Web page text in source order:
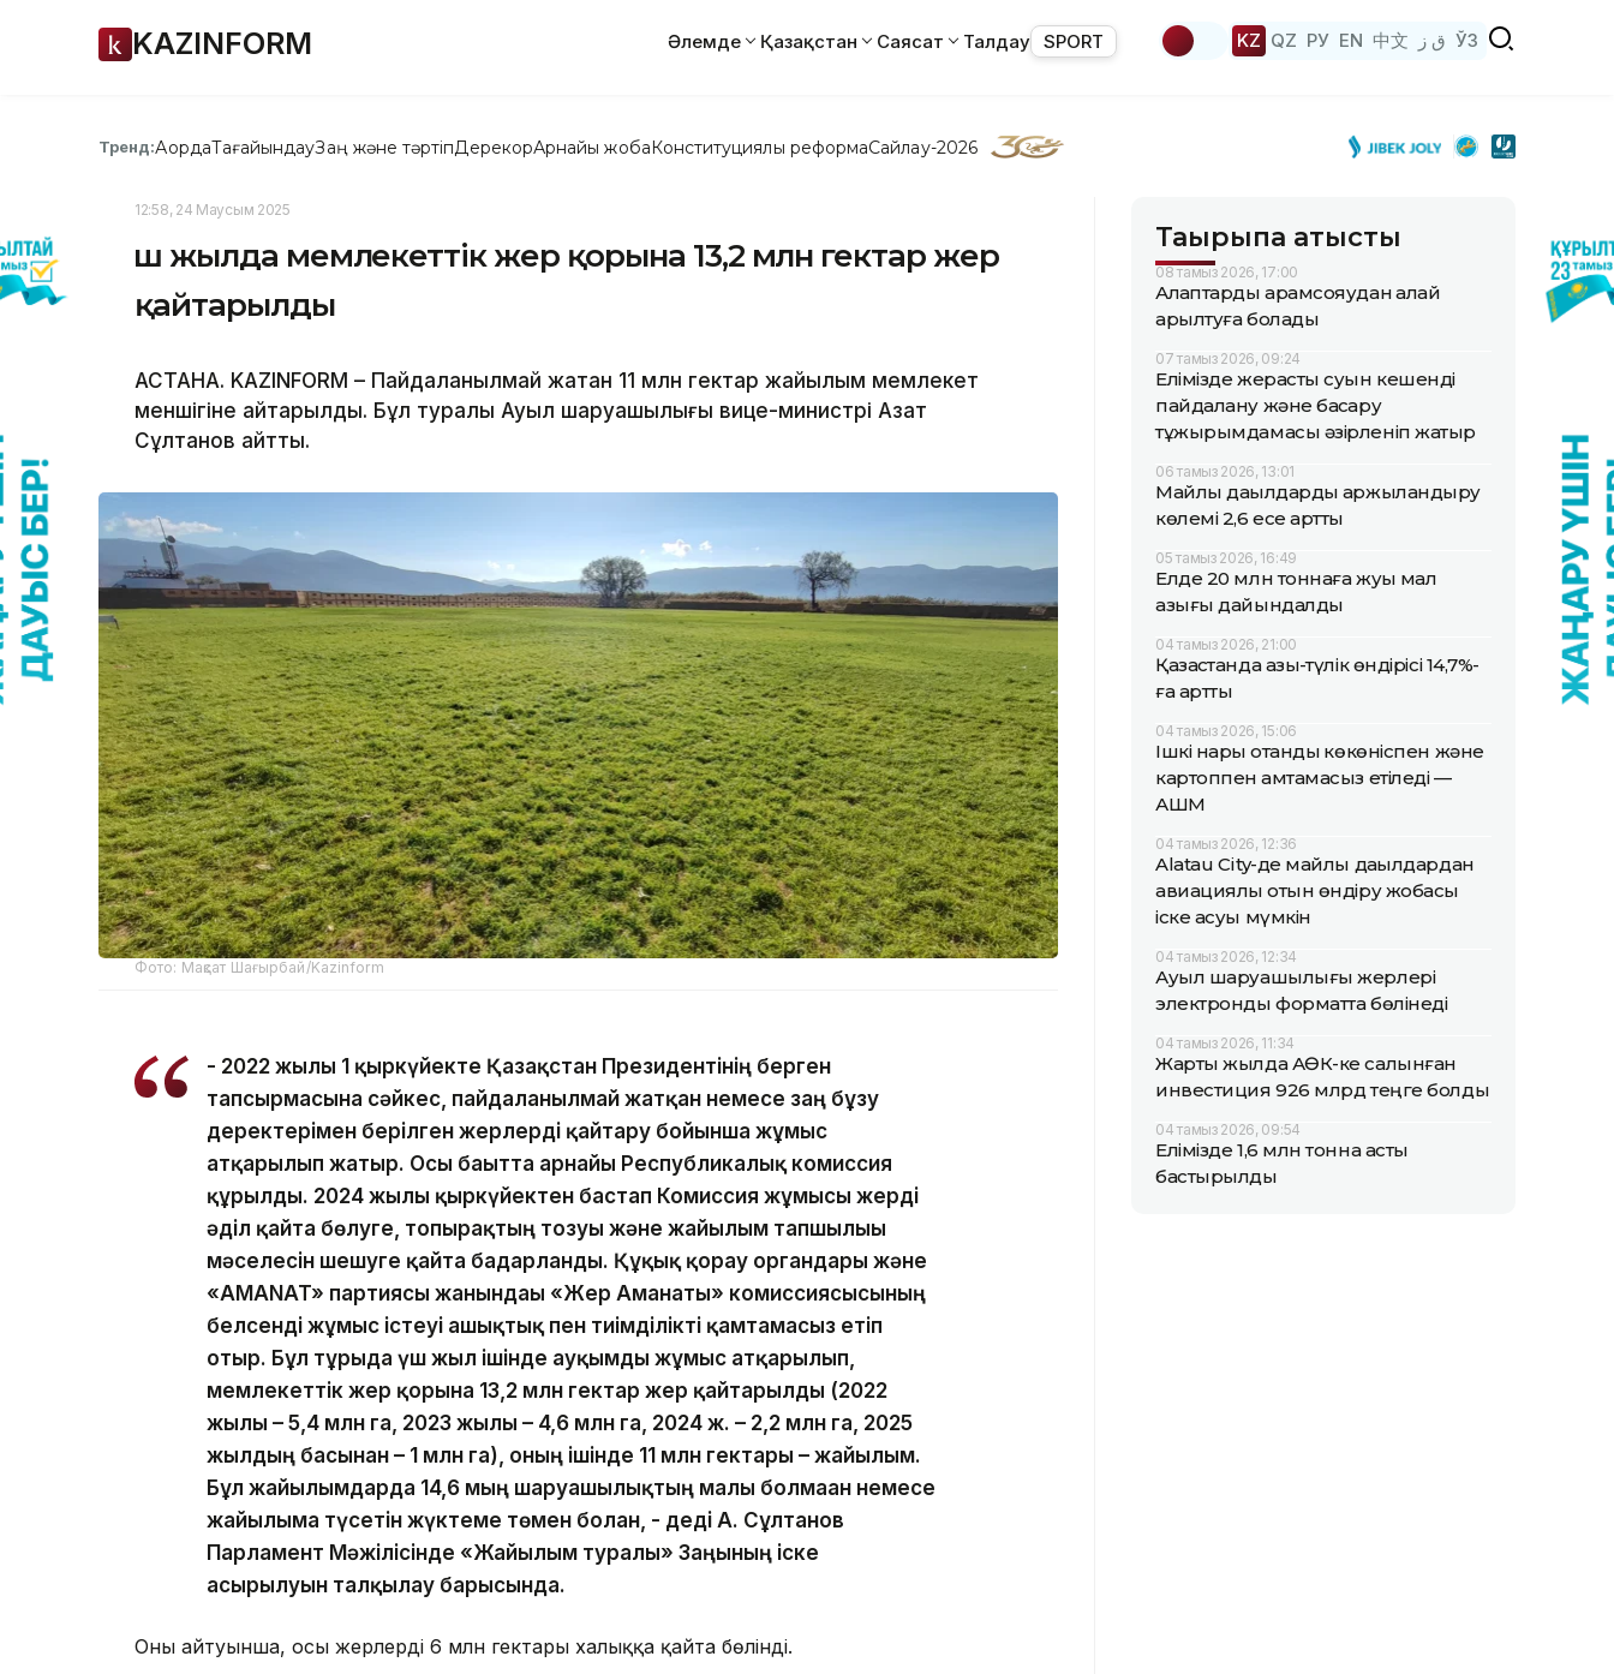
KAZINFORM Әлемде Қазақстан Саясат Талдау SPORT KZ QZ РУ EN 中文 ق ز ЎЗ
Тренд:АқордаТағайындауЗаң және тәртіпДерекқорАрнайы жобаКонституциялық реформаСайлау-2026
12:58, 24 Маусым 2025
Үш жылда мемлекеттік жер қорына 13,2 млн гектар жер
қайтарылды
АСТАНА. KAZINFORM – Пайдаланылмай жатқан 11 млн гектар жайылым мемлекет
меншігіне қайтарылды. Бұл туралы Ауыл шаруашылығы вице-министрі Азат
Сұлтанов айтты.
Фото: Мақсат Шағырбай/Kazinform
- 2022 жылғы 1 қыркүйекте Қазақстан Президентінің берген
тапсырмасына сәйкес, пайдаланылмай жатқан немесе заң бұзу
деректерімен берілген жерлерді қайтару бойынша жұмыс
атқарылып жатыр. Осы бағытта арнайы Республикалық комиссия
құрылды. 2024 жылғы қыркүйектен бастап Комиссия жұмысы жерді
әділ қайта бөлуге, топырақтың тозуы және жайылым тапшылығы
мәселесін шешуге қайта бағдарланды. Құқық қорғау органдары және
«AMANAT» партиясы жанындағы «Жер Аманаты» комиссиясысының
белсенді жұмыс істеуі ашықтық пен тиімділікті қамтамасыз етіп
отыр. Бұл тұрғыда үш жыл ішінде ауқымды жұмыс атқарылып,
мемлекеттік жер қорына 13,2 млн гектар жер қайтарылды (2022
жылы – 5,4 млн га, 2023 жылы – 4,6 млн га, 2024 ж. – 2,2 млн га, 2025
жылдың басынан – 1 млн га), оның ішінде 11 млн гектары – жайылым.
Бұл жайылымдарда 14,6 мың шаруашылықтың малы болмаған немесе
жайылымға түсетін жүктеме төмен болған, - деді А. Сұлтанов
Парламент Мәжілісінде «Жайылым туралы» Заңының іске
асырылуын талқылау барысында.
Оның айтуынша, осы жерлердің 6 млн гектары халыққа қайта бөлінді.
Тақырыпқа қатысты
08 тамыз 2026, 17:00
Алқаптарды арамсояудан қалай
арылтуға болады
07 тамыз 2026, 09:24
Елімізде жерасты суын кешенді
пайдалану және басқару
тұжырымдамасы әзірленіп жатыр
06 тамыз 2026, 13:01
Майлы дақылдарды қаржыландыру
көлемі 2,6 есе артты
05 тамыз 2026, 16:49
Елде 20 млн тоннаға жуық мал
азығы дайындалды
04 тамыз 2026, 21:00
Қазақстанда азық-түлік өндірісі 14,7%-
ға артты
04 тамыз 2026, 15:06
Ішкі нарық отандық көкөніспен және
картоппен қамтамасыз етіледі —
АШМ
04 тамыз 2026, 12:36
Alatau City-де майлы дақылдардан
авиациялық отын өндіру жобасы
іске асуы мүмкін
04 тамыз 2026, 12:34
Ауыл шаруашылығы жерлері
электронды форматта бөлінеді
04 тамыз 2026, 11:34
Жарты жылда АӨК-ке салынған
инвестиция 926 млрд теңге болды
04 тамыз 2026, 09:54
Елімізде 1,6 млн тонна астық
бастырылды